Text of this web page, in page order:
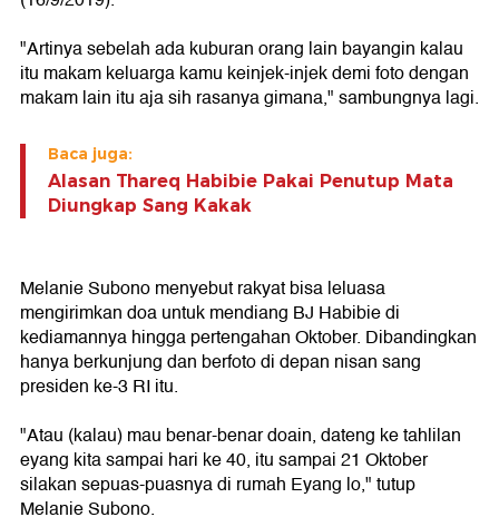
"Artinya sebelah ada kuburan orang lain bayangin kalau
itu makam keluarga kamu keinjek-injek demi foto dengan
makam lain itu aja sih rasanya gimana," sambungnya lagi.
Baca juga:
Alasan Thareq Habibie Pakai Penutup Mata
Diungkap Sang Kakak
Melanie Subono menyebut rakyat bisa leluasa
mengirimkan doa untuk mendiang BJ Habibie di
kediamannya hingga pertengahan Oktober. Dibandingkan
hanya berkunjung dan berfoto di depan nisan sang
presiden ke-3 RI itu.
"Atau (kalau) mau benar-benar doain, dateng ke tahlilan
eyang kita sampai hari ke 40, itu sampai 21 Oktober
silakan sepuas-puasnya di rumah Eyang lo," tutup
Melanie Subono.